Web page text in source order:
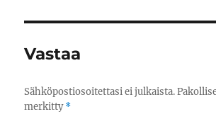
Vastaa
Sähköpostiosoitettasi ei julkaista.
merkitty*